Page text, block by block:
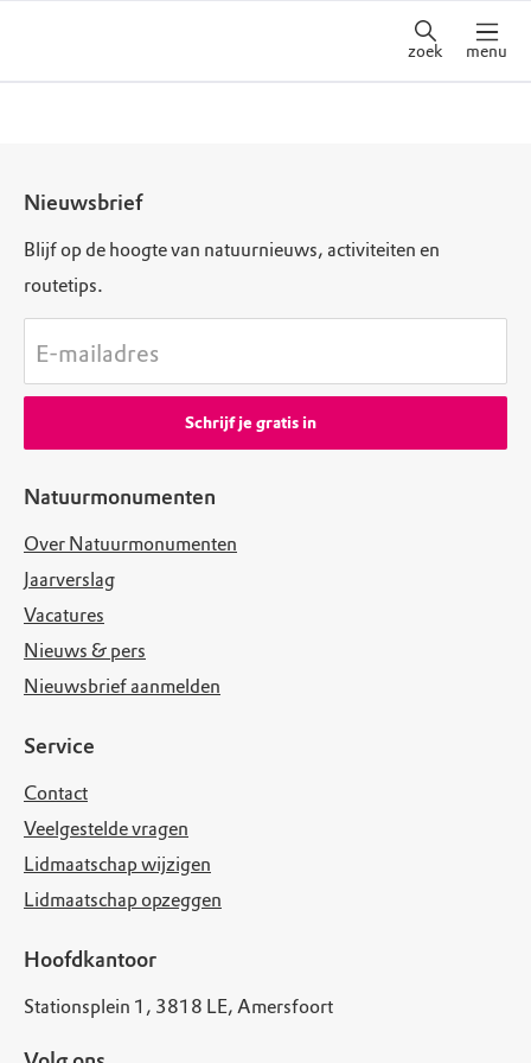
zoek menu
Natuurmonumenten
Over Natuurmonumenten
Jaarverslag
Vacatures
Nieuws & pers
Nieuwsbrief aanmelden
Service
Contact
Veelgestelde vragen
Lidmaatschap wijzigen
Lidmaatschap opzeggen
Hoofdkantoor
Stationsplein 1, 3818 LE, Amersfoort
Nieuwsbrief
Blijf op de hoogte van natuurnieuws, activiteiten en
routetips.
E-mailadres
Schrijf je gratis in